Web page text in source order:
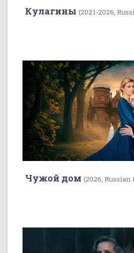
Кулагины (2021-2026,
Чужой дом (2026,